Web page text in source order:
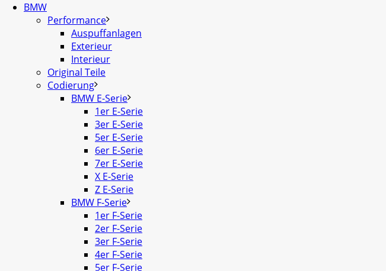
BMW
Performance
Auspuffanlagen
Exterieur
Interieur
Original Teile
Codierung
BMW E-Serie
1er E-Serie
3er E-Serie
5er E-Serie
6er E-Serie
7er E-Serie
X E-Serie
Z E-Serie
BMW F-Serie
1er F-Serie
2er F-Serie
3er F-Serie
4er F-Serie
5er F-Serie